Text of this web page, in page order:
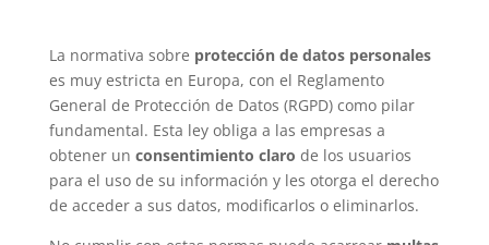
La normativa sobre protección de datos personales
es muy estricta en Europa, con el Reglamento
General de Protección de Datos (RGPD) como pilar
fundamental. Esta ley obliga a las empresas a
obtener un consentimiento claro de los usuarios
para el uso de su información y les otorga el derecho
de acceder a sus datos, modificarlos o eliminarlos.